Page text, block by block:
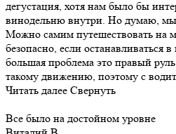
дегустация, хотя нам было бы
винодельню внутри. Но думаю,
Можно самим путешествовать на
безопасно, если останавливаться
большая проблема это правый
такому движению, поэтому с
Читать далее Свернуть
Все было на достойном уровне